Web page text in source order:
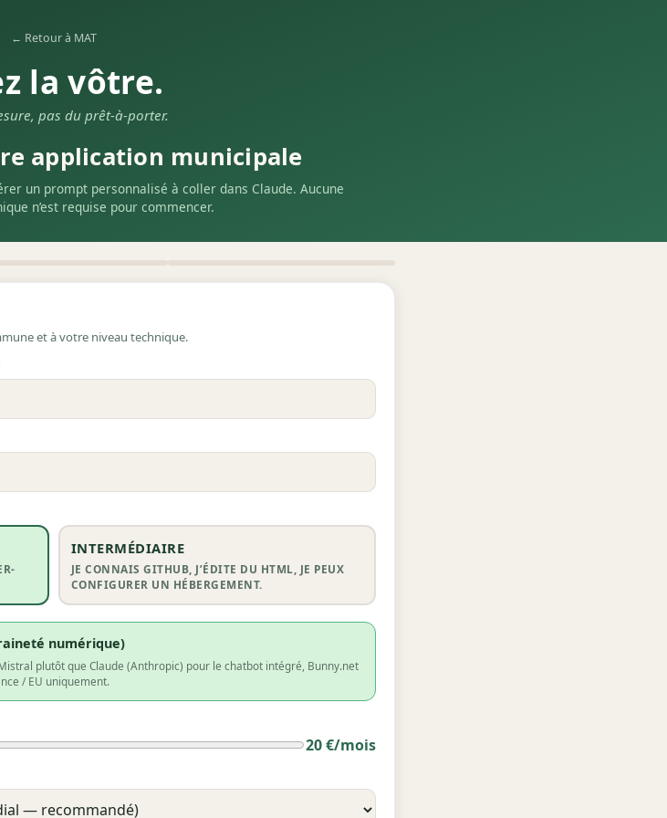
← Retour à MAT
la vôtre.
pas du prêt-à-porter.
application municipale
un prompt personnalisé à coller dans Claude. Aucune
n’est requise pour commencer.
et à votre niveau technique.
INTERMÉDIAIRE
JE CONNAIS GITHUB, J’ÉDITE DU HTML, JE PEUX
CONFIGURER UN HÉBERGEMENT.
numérique)
plutôt que Claude (Anthropic) pour le chatbot intégré, Bunny.net
/ EU uniquement.
20 €/mois